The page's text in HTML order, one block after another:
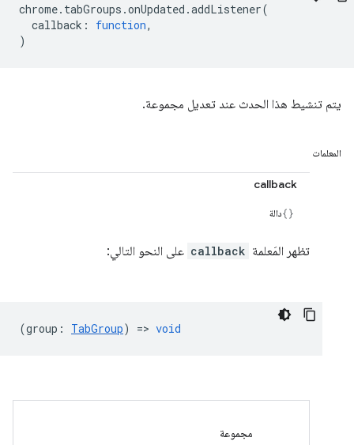
chrome. tabGroups .onUpdated .addListener(
callback : function,
)
يتم تنشيط هذا الحدث عند تعديل مجموعة.
المعلمات
callback
دالة
تظهر المَعلمة callback على النحو التالي:
(group : TabGroup) => void
مجموعة